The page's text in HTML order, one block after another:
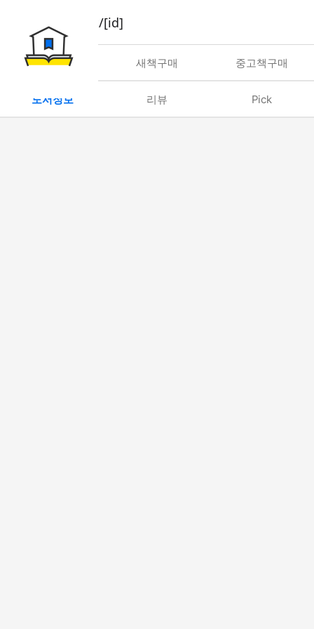
book/rent/[id]
대여 새책구매 중고책구매
도서정보 리뷰 Pick